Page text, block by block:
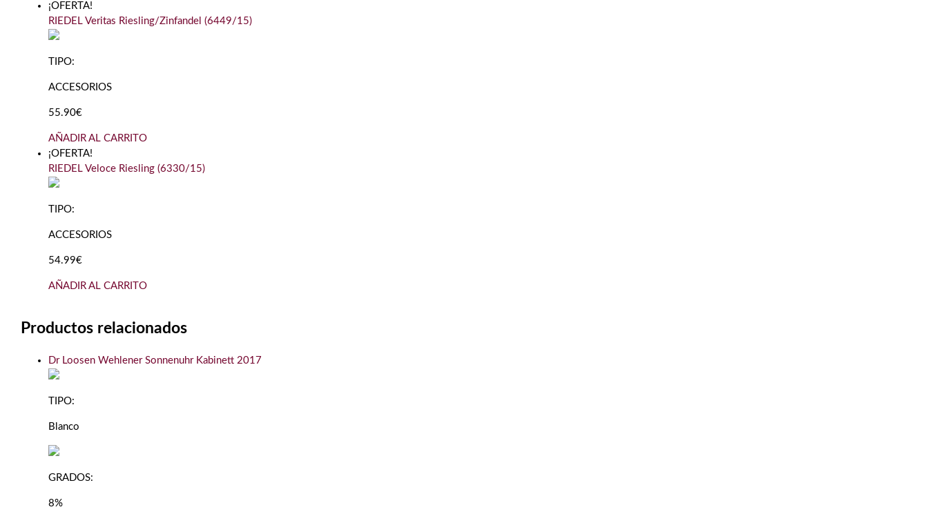
¡OFERTA!
RIEDEL Veritas Riesling/Zinfandel (6449/15)
TIPO:
ACCESORIOS
55.90€
AÑADIR AL CARRITO
¡OFERTA!
RIEDEL Veloce Riesling (6330/15)
TIPO:
ACCESORIOS
54.99€
AÑADIR AL CARRITO
Productos relacionados
Dr Loosen Wehlener Sonnenuhr Kabinett 2017
TIPO:
Blanco
GRADOS:
8%